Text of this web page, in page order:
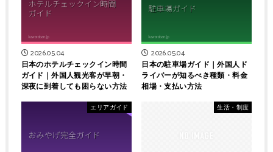
2026.05.04
日本のホテルチェックイン時間
ガイド｜外国人観光客が早朝・
深夜に到着しても困らない方法
2026.05.04
日本の駐車場ガイド｜外国人ド
ライバーが知るべき種類・料金
相場・支払い方法
エリアガイド 生活・制度